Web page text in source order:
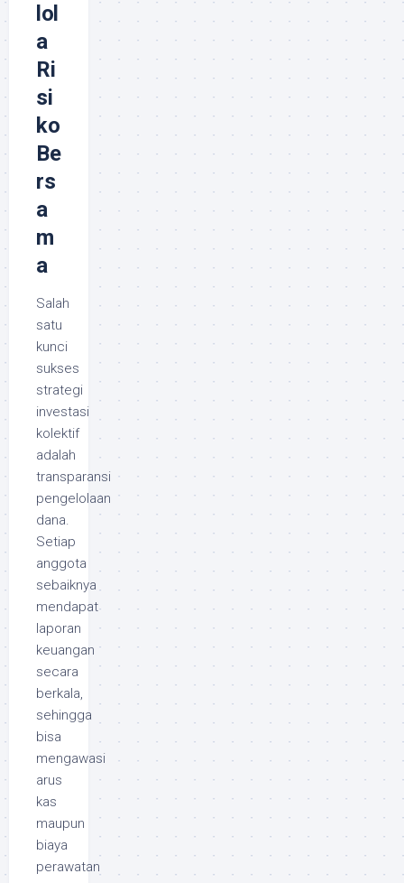
lol
a
Ri
si
ko
Be
rs
a
m
a
Salah
satu
kunci
sukses
strategi
investasi
kolektif
adalah
transparansi
pengelolaan
dana.
Setiap
anggota
sebaiknya
mendapat
laporan
keuangan
secara
berkala,
sehingga
bisa
mengawasi
arus
kas
maupun
biaya
perawatan